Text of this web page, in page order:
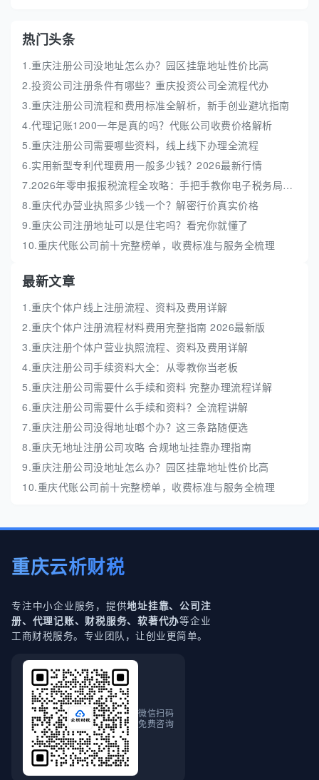
热门头条
1.重庆注册公司没地址怎么办？园区挂靠地址性价比高
2.投资公司注册条件有哪些？重庆投资公司全流程代办
3.重庆注册公司流程和费用标准全解析，新手创业避坑指南
4.代理记账1200一年是真的吗？代账公司收费价格解析
5.重庆注册公司需要哪些资料，线上线下办理全流程
6.实用新型专利代理费用一般多少钱？2026最新行情
7.2026年零申报报税流程全攻略：手把手教你电子税务局实操
8.重庆代办营业执照多少钱一个？解密行价真实价格
9.重庆公司注册地址可以是住宅吗？看完你就懂了
10.重庆代账公司前十完整榜单，收费标准与服务全梳理
最新文章
1.重庆个体户线上注册流程、资料及费用详解
2.重庆个体户注册流程材料费用完整指南 2026最新版
3.重庆注册个体户营业执照流程、资料及费用详解
4.重庆注册公司手续资料大全：从零教你当老板
5.重庆注册公司需要什么手续和资料 完整办理流程详解
6.重庆注册公司需要什么手续和资料？全流程讲解
7.重庆注册公司没得地址啷个办？这三条路随便选
8.重庆无地址注册公司攻略 合规地址挂靠办理指南
9.重庆注册公司没地址怎么办？园区挂靠地址性价比高
10.重庆代账公司前十完整榜单，收费标准与服务全梳理
重庆云析财税
专注中小企业服务，提供地址挂靠、公司注
册、代理记账、财税服务、软著代办等企业
工商财税服务。专业团队，让创业更简单。
微信扫码
免费咨询